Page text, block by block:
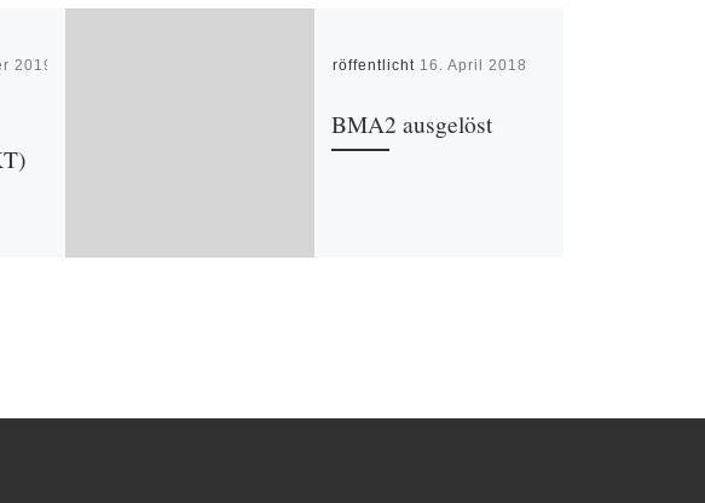
2019 Veröffentlicht 16. April 2018
BMA2 ausgelöst